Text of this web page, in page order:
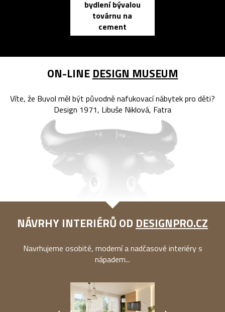
bydlení bývalou
továrnu na
cement
ON-LINE DESIGN MUSEUM
Víte, že Buvol měl být původně nafukovací nábytek pro děti?
Design 1971, Libuše Niklová, Fatra
NÁVRHY INTERIÉRŮ OD DESIGNPRO.CZ
Navrhujeme osobité, moderní a nadčasové interiéry s
nápadem...